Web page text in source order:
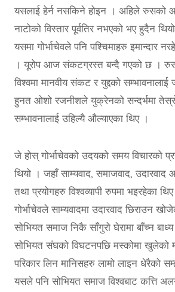
यसलाई हेर्न नसकिने होइन । अहिले रुसको
नाटोको विस्तार पूर्वतिर नभएको भए हुदैन
यसमा गोर्भाचेवले पनि पश्चिमाहरु इमान्दार
। यूरोप आज संकटग्रस्त बन्दै गएको छ ।
विश्वमा मानवीय संकट र युद्दको
हुनत ओशो रजनीशले युक्रेनको सन्दर्भमा तेस्रो
सम्भावनालाई उहिल्यै औल्याएका थिए ।
जे होस् गोर्भाचेवको उदयको समय विचारको
थियो । जहाँ साम्यवाद, समाजवाद, उदारवाद
तथा प्रयोगहरु विश्वव्यापी रुपमा भइरहेका
गोर्भाचेवले साम्यवादमा उदारवाद छिराउन
सोभियत समाज निकै साँगुरो घेरामा बाँच्न
सोभियत संघको विघटनपछि मस्कोमा खुलेको
परिकार लिन मानिसहरु लामो लाइन धेरैको
यसले पनि सोभियत समाज विश्वबाट कत्ति